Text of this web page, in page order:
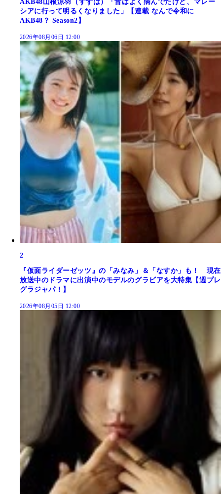
AKB48山根涼羽（すずは）「昔はよく病んでたけど、マレー
シアに行って明るくなりました」【連載 なんで令和に
AKB48？ Season2】
2026年08月06日 12:00
2
『仮面ライダーゼッツ』の「みなみ」＆「なすか」も！ 現在
放送中のドラマに出演中のモデルのグラビアを大特集【週プレ
グラジャパ！】
2026年08月05日 12:00